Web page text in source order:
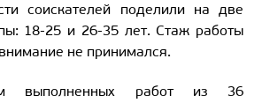
соискателей поделили на две
18-25 и 26-35 лет. Стаж работы
не принимался.
выполненных работ из 36